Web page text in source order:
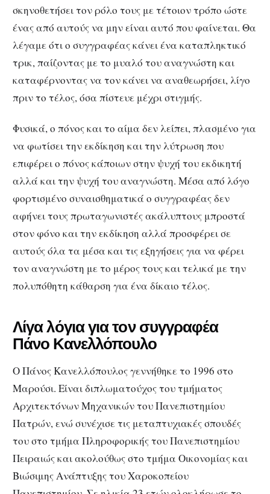
σκηνοθετήσει τον ρόλο τους με τέτοιον τρόπο ώστε
ένας από αυτούς να μην είναι αυτό που φαίνεται. Θα
λέγαμε ότι ο συγγραφέας κάνει ένα καταπληκτικό
τρικ, παίζοντας με το μυαλό του αναγνώστη και
καταφέρνοντας να τον κάνει να αναθεωρήσει, λίγο
πριν το τέλος, όσα πίστευε μέχρι στιγμής.
Φυσικά, ο πόνος και το αίμα δεν λείπει, πλασμένο για
να φωτίσει την εκδίκηση και την λύτρωση που
επιφέρει ο πόνος κάποιων στην ψυχή του εκδικητή
αλλά και την ψυχή του αναγνώστη. Μέσα από λόγο
φορτισμένο συναισθηματικά ο συγγραφέας δεν
αφήνει τους πρωταγωνιστές ακάλυπτους μπροστά
στον φόνο και την εκδίκηση αλλά προσφέρει σε
αυτούς όλα τα μέσα και τις εξηγήσεις για να φέρει
τον αναγνώστη με το μέρος τους και τελικά με την
πολυπόθητη κάθαρση για ένα δίκαιο τέλος.
Λίγα λόγια για τον συγγραφέα
Πάνο Κανελλόπουλο
Ο Πάνος Κανελλόπουλος γεννήθηκε το 1996 στο
Μαρούσι. Είναι διπλωματούχος του τμήματος
Αρχιτεκτόνων Μηχανικών του Πανεπιστημίου
Πατρών, ενώ συνέχισε τις μεταπτυχιακές σπουδές
του στο τμήμα Πληροφορικής του Πανεπιστημίου
Πειραιώς και ακολούθως στο τμήμα Οικονομίας και
Βιώσιμης Ανάπτυξης του Χαροκοπείου